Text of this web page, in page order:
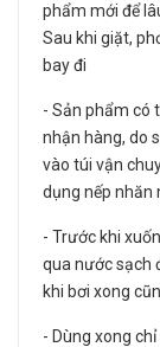
phẩm mới để
Sau khi giặt,
bay đi
- Sản phẩm có
nhận hàng, do
vào túi vận
dụng nếp nhăn
- Trước khi
qua nước sạch
khi bơi xong
- Dùng xong